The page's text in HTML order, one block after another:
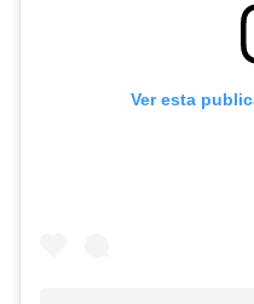
Ver esta